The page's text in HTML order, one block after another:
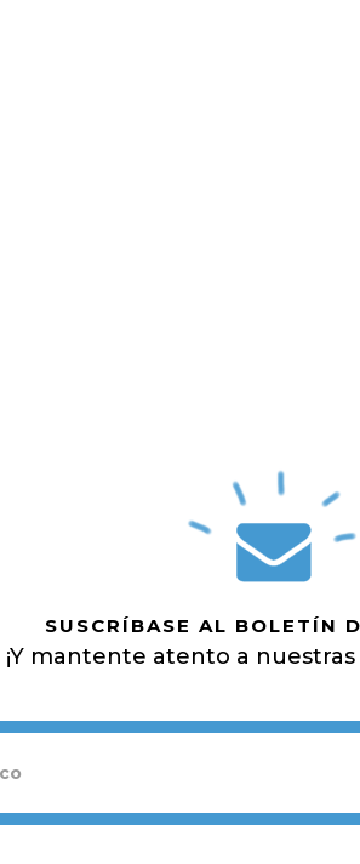
SUSCRÍBASE AL BOLETÍN
¡Y mantente atento a